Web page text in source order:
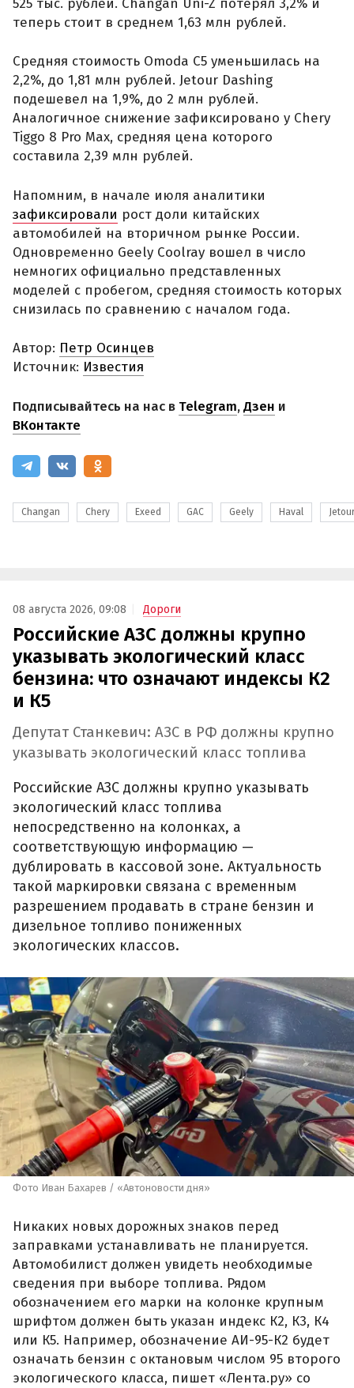
525 тыс. рублей. Changan Uni-Z потерял 3,2% и
теперь стоит в среднем 1,63 млн рублей.
Средняя стоимость Omoda C5 уменьшилась на
2,2%, до 1,81 млн рублей. Jetour Dashing
подешевел на 1,9%, до 2 млн рублей.
Аналогичное снижение зафиксировано у Chery
Tiggo 8 Pro Max, средняя цена которого
составила 2,39 млн рублей.
Напомним, в начале июля аналитики
зафиксировали рост доли китайских
автомобилей на вторичном рынке России.
Одновременно Geely Coolray вошел в число
немногих официально представленных
моделей с пробегом, средняя стоимость которых
снизилась по сравнению с началом года.
Автор: Петр Осинцев
Источник: Известия
Подписывайтесь на нас в Telegram,Дзен и
ВКонтакте
Changan Chery Exeed GAC Geely Haval Jetour
08 августа 2026, 09:08 Дороги
Российские АЗС должны крупно
указывать экологический класс
бензина: что означают индексы К2
и К5
Депутат Станкевич: АЗС в РФ должны крупно
указывать экологический класс топлива
Российские АЗС должны крупно указывать
экологический класс топлива
непосредственно на колонках, а
соответствующую информацию —
дублировать в кассовой зоне. Актуальность
такой маркировки связана с временным
разрешением продавать в стране бензин и
дизельное топливо пониженных
экологических классов.
Фото Иван Бахарев / «Автоновости дня»
Никаких новых дорожных знаков перед
заправками устанавливать не планируется.
Автомобилист должен увидеть необходимые
сведения при выборе топлива. Рядом
обозначением его марки на колонке крупным
шрифтом должен быть указан индекс К2, К3, К4
или К5. Например, обозначение АИ-95-К2 будет
означать бензин с октановым числом 95 второго
экологического класса, пишет «Лента.ру» со